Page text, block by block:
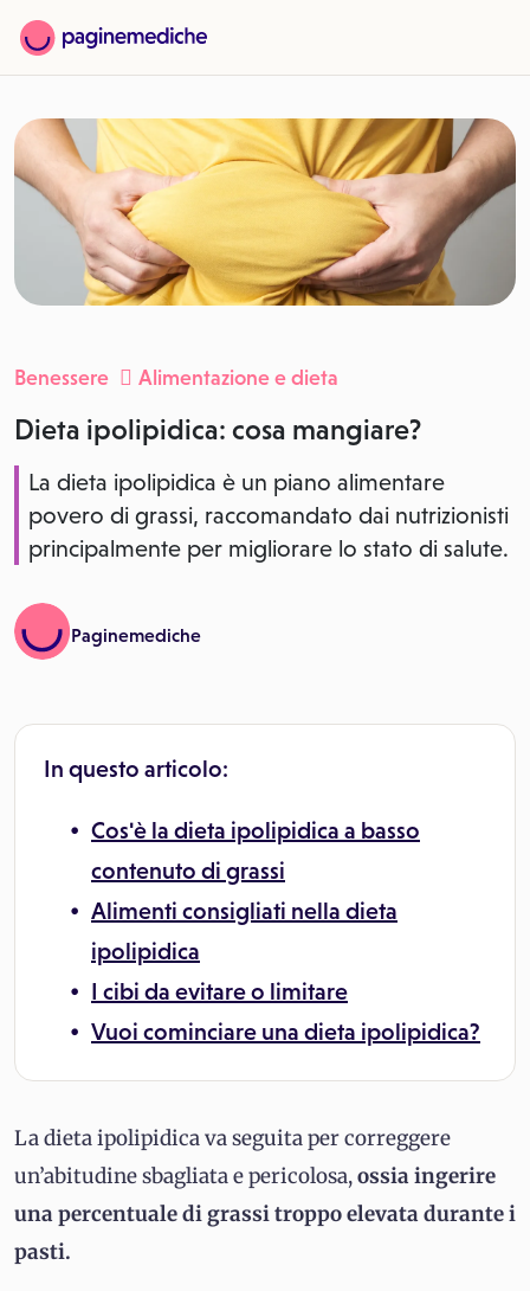
Benessere Alimentazione e dieta
Dieta ipolipidica: cosa mangiare?
La dieta ipolipidica è un piano alimentare
povero di grassi, raccomandato dai nutrizionisti
principalmente per migliorare lo stato di salute.
Paginemediche
In questo articolo:
Cos'è la dieta ipolipidica a basso
contenuto di grassi
Alimenti consigliati nella dieta
ipolipidica
I cibi da evitare o limitare
Vuoi cominciare una dieta ipolipidica?
La dieta ipolipidica va seguita per correggere
un’abitudine sbagliata e pericolosa,ossia ingerire
una percentuale di grassi troppo elevata durante i
pasti.